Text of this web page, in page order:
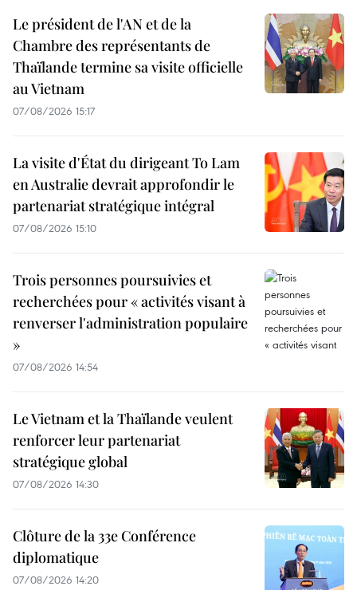
Le président de l'AN et de la
Chambre des représentants de
Thaïlande termine sa visite officielle
au Vietnam
07/08/2026 15:17
La visite d'État du dirigeant To Lam
en Australie devrait approfondir le
partenariat stratégique intégral
07/08/2026 15:10
Trois personnes poursuivies et
recherchées pour « activités visant à
renverser l'administration populaire
»
07/08/2026 14:54
Le Vietnam et la Thaïlande veulent
renforcer leur partenariat
stratégique global
07/08/2026 14:30
Clôture de la 33e Conférence
diplomatique
07/08/2026 14:20